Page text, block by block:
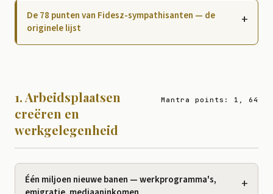
De 78 punten van Fidesz-sympathisanten — de
originele lijst
+
1. Arbeidsplaatsen
creëren en
werkgelegenheid
Mantra points: 1, 64
Één miljoen nieuwe banen — werkprogramma's,
+